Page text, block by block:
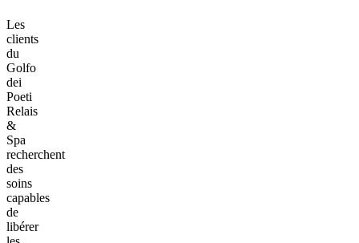
Les
clients
du
Golfo
dei
Poeti
Relais
&
Spa
recherchent
des
soins
capables
de
libérer